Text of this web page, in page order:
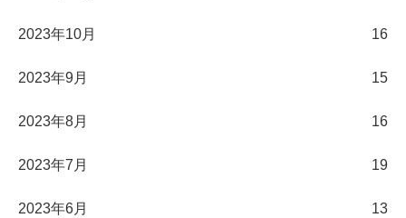
2023年10月 16
2023年9月 15
2023年8月 16
2023年7月 19
2023年6月 13